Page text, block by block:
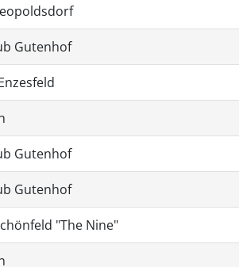
Gutenhof
Gutenhof
Gutenhof
"The Nine"